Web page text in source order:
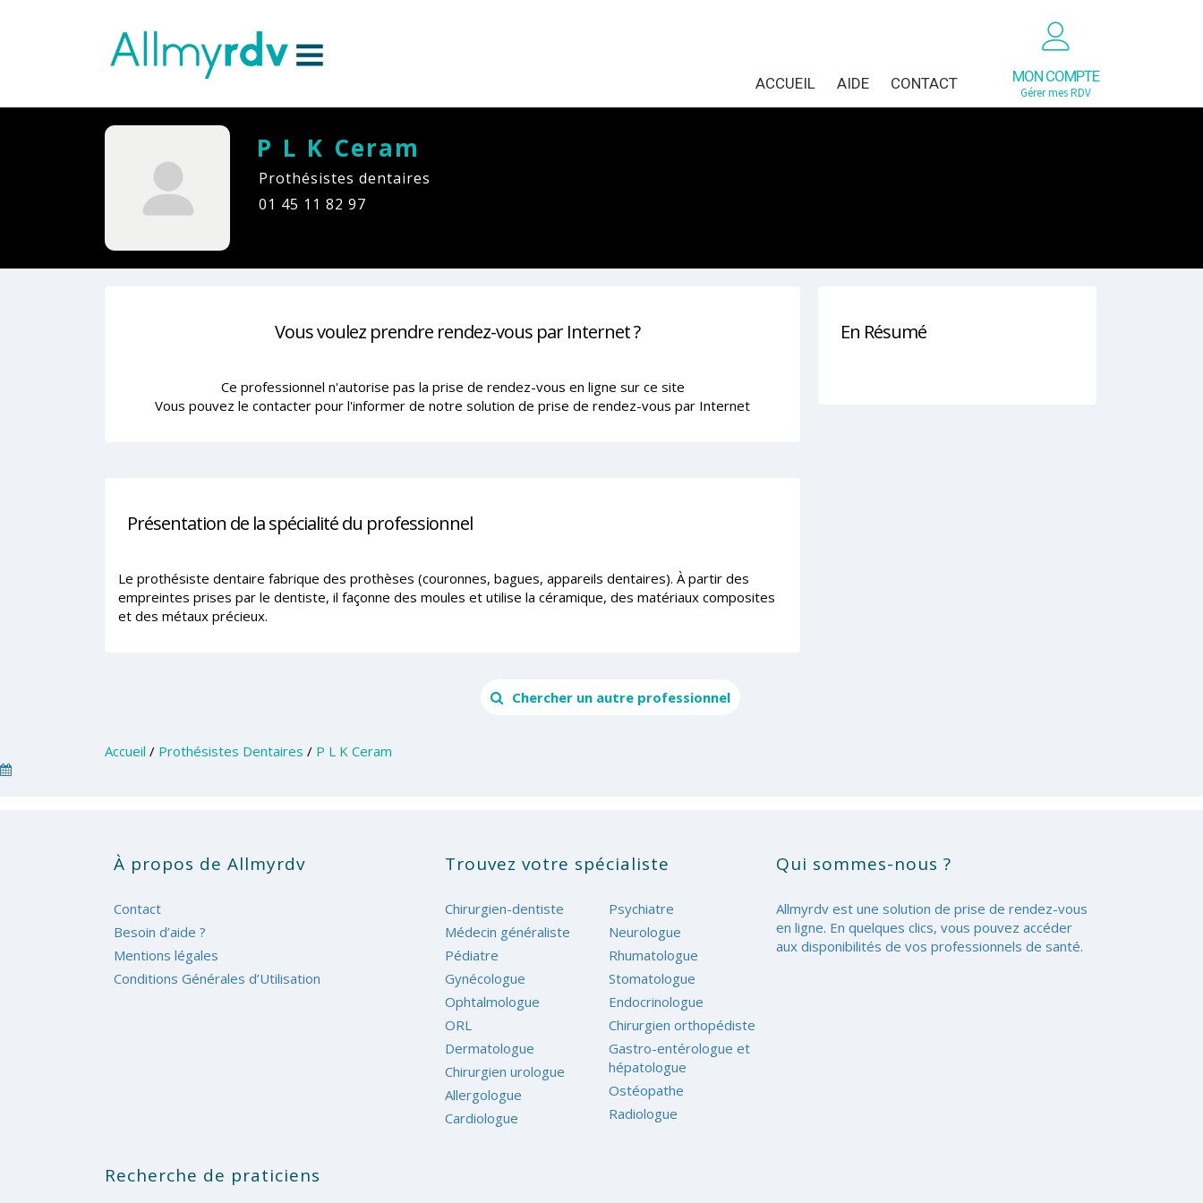
MON COMPTE
Gérer mes RDV
ACCUEIL AIDE CONTACT
P L K Ceram
Prothésistes dentaires
01 45 11 82 97
En Résumé
Vous voulez prendre rendez-vous par Internet ?
Ce professionnel n'autorise pas la prise de rendez-vous en ligne sur ce site
Vous pouvez le contacter pour l'informer de notre solution de prise de rendez-vous par Internet
Présentation de la spécialité du professionnel
Le prothésiste dentaire fabrique des prothèses (couronnes, bagues, appareils dentaires). À partir des
empreintes prises par le dentiste, il façonne des moules et utilise la céramique, des matériaux composites
et des métaux précieux.
Chercher un autre professionnel
Accueil / Prothésistes Dentaires / P L K Ceram
À propos de Allmyrdv
Contact
Besoin d’aide ?
Mentions légales
Conditions Générales d’Utilisation
Trouvez votre spécialiste
Chirurgien-dentiste
Médecin généraliste
Pédiatre
Gynécologue
Ophtalmologue
ORL
Dermatologue
Chirurgien urologue
Allergologue
Cardiologue
Psychiatre
Neurologue
Rhumatologue
Stomatologue
Endocrinologue
Chirurgien orthopédiste
Gastro-entérologue et
hépatologue
Ostéopathe
Radiologue
Qui sommes-nous ?
Allmyrdv est une solution de prise de rendez-vous
en ligne. En quelques clics, vous pouvez accéder
aux disponibilités de vos professionnels de santé.
Recherche de praticiens